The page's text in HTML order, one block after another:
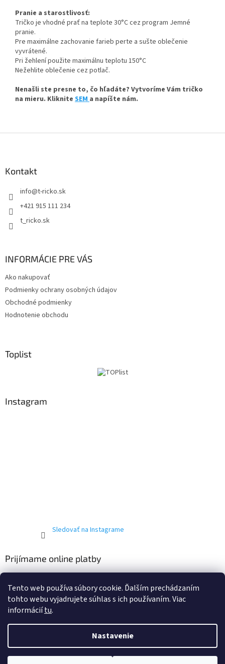
Tento web používa súbory cookie. Ďalším prechádzaním
tohto webu vyjadrujete súhlas s ich používaním. Viac
informáciítu.
Nastavenie
Pranie a starostlivosť:
Tričko je vhodné prať na teplote 30°C cez program Jemné
pranie.
Pre maximálne zachovanie farieb perte a sušte oblečenie
vyvrátené.
Pri žehlení použite maximálnu teplotu 150°C
Nežehlite oblečenie cez potlač.
Nenašli ste presne to, čo hľadáte? Vytvoríme Vám tričko
na mieru. Kliknite SEMa napíšte nám.
Kontakt
info@t-ricko.sk
+421 915 111 234
t_ricko.sk
INFORMÁCIE PRE VÁS
Ako nakupovať
Podmienky ochrany osobných údajov
Obchodné podmienky
Hodnotenie obchodu
Toplist
Instagram
Sledovať na Instagrame
Prijímame online platby
Copyright 2026T-ričko.sk. Všetky práva vyhradené.Upraviť